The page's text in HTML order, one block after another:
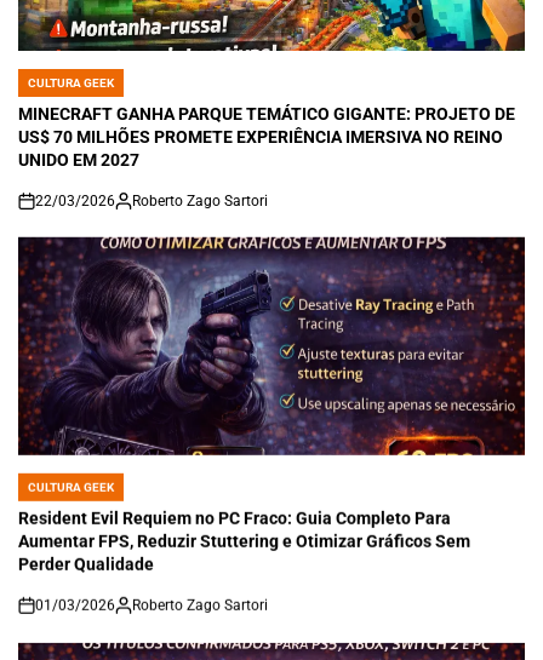
POSTED
IN
CULTURA GEEK
MINECRAFT GANHA PARQUE TEMÁTICO GIGANTE: PROJETO DE
US$ 70 MILHÕES PROMETE EXPERIÊNCIA IMERSIVA NO REINO
UNIDO EM 2027
on
22/03/2026 Roberto Zago Sartori
POSTED
IN
CULTURA GEEK
Resident Evil Requiem no PC Fraco: Guia Completo Para
Aumentar FPS, Reduzir Stuttering e Otimizar Gráficos Sem
Perder Qualidade
on
01/03/2026 Roberto Zago Sartori